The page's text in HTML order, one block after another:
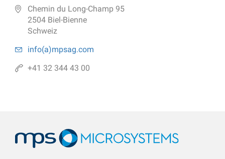
Chemin du Long-Champ 95
2504 Biel-Bienne
Schweiz
info(a)mpsag.com
+41 32 344 43 00